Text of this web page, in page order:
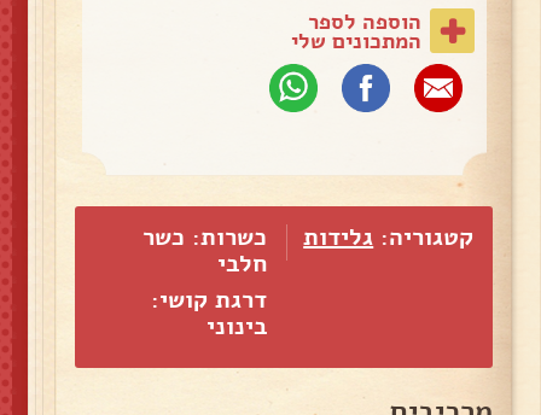
הוספה לספר
המתכונים שלי
קטגוריה: גלידות
כשרות: כשר
חלבי
דרגת קושי:
בינוני